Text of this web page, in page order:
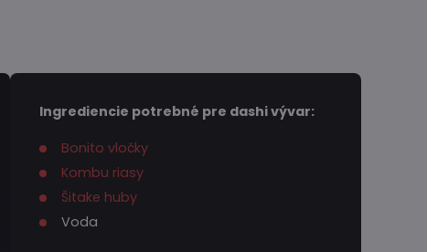
Ingrediencie potrebné pre dashi vývar:
Bonito vločky
Kombu riasy
Šitake huby
Voda